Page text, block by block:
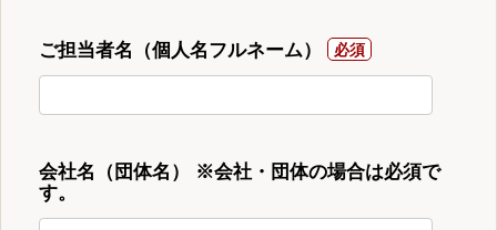
ご担当者名（個人名フルネーム）
会社名（団体名） ※会社・団体の場合は必須で
す。